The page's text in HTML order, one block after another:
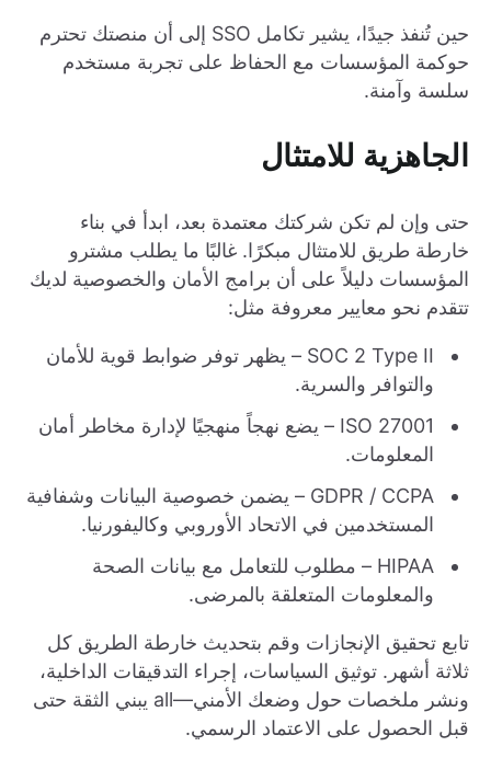
حين تُنفذ جيدًا، يشير تكامل SSO إلى أن منصتك تحترم
حوكمة المؤسسات مع الحفاظ على تجربة مستخدم
سلسة وآمنة.
الجاهزية للامتثال
حتى وإن لم تكن شركتك معتمدة بعد، ابدأ في بناء
خارطة طريق للامتثال مبكرًا. غالبًا ما يطلب مشترو
المؤسسات دليلاً على أن برامج الأمان والخصوصية لديك
تتقدم نحو معايير معروفة مثل:
SOC 2 Type II – يظهر توفر ضوابط قوية للأمان
والتوافر والسرية.
ISO 27001 – يضع نهجاً منهجيًا لإدارة مخاطر أمان
المعلومات.
GDPR / CCPA – يضمن خصوصية البيانات وشفافية
المستخدمين في الاتحاد الأوروبي وكاليفورنيا.
HIPAA – مطلوب للتعامل مع بيانات الصحة
والمعلومات المتعلقة بالمرضى.
تابع تحقيق الإنجازات وقم بتحديث خارطة الطريق كل
ثلاثة أشهر. توثيق السياسات، إجراء التدقيقات الداخلية،
ونشر ملخصات حول وضعك الأمني—all يبني الثقة حتى
قبل الحصول على الاعتماد الرسمي.